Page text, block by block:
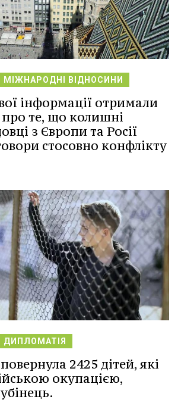
МІЖНАРОДНІ ВІДНОСИНИ
інформації отримали
те, що колишні
з Європи та Росії
стосовно конфлікту
ДИПЛОМАТІЯ
2425 дітей, які
окупацією,